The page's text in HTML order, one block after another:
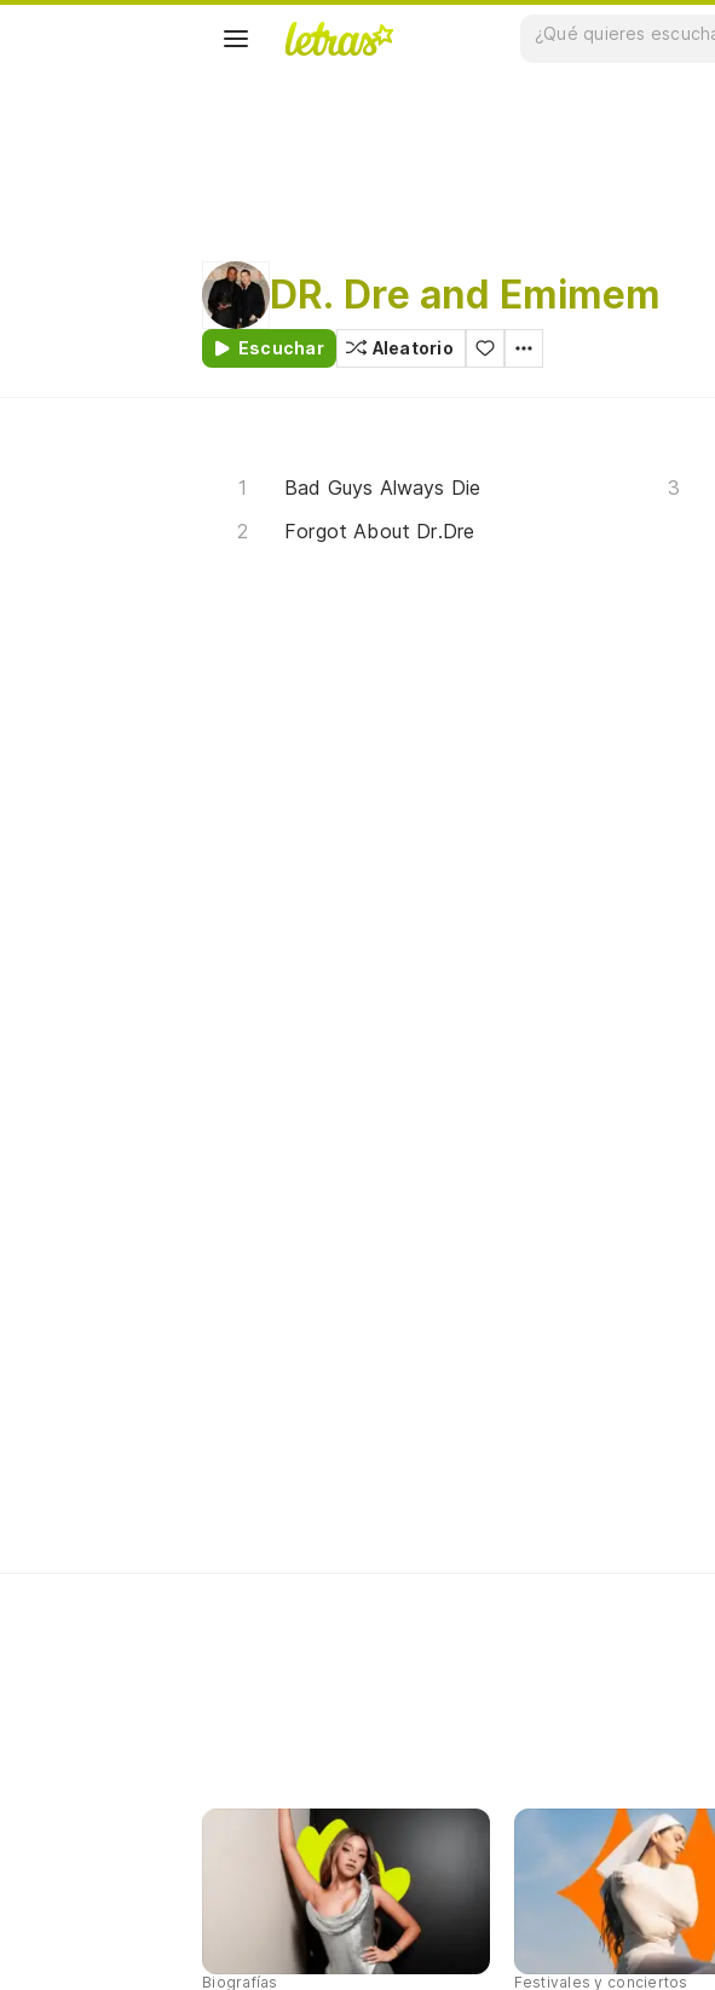
DR. Dre and Emimem
Escuchar Aleatorio
Bad Guys Always Die
Forgot About Dr.Dre
Biografías Festivales y conciertos